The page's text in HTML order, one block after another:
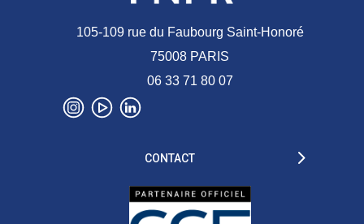
105-109 rue du Faubourg Saint-Honoré
75008 PARIS
06 33 71 80 07
CONTACT